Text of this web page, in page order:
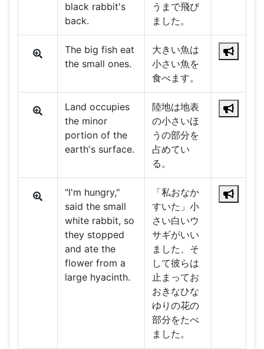
black rabbit's
back.
うまで飛び
ました。
The big fish eat
the small ones.
大きい魚は
小さい魚を
食べます。
Land occupies
the minor
portion of the
earth's surface.
陸地は地表
の小さいほ
うの部分を
占めてい
る。
"I'm hungry,"
said the small
white rabbit, so
they stopped
and ate the
flower from a
large hyacinth.
「私おなか
すいた」小
さい白いウ
サギがいい
ました、そ
して彼らは
止まってお
おきなひな
ゆりの花の
部分をたべ
ました。